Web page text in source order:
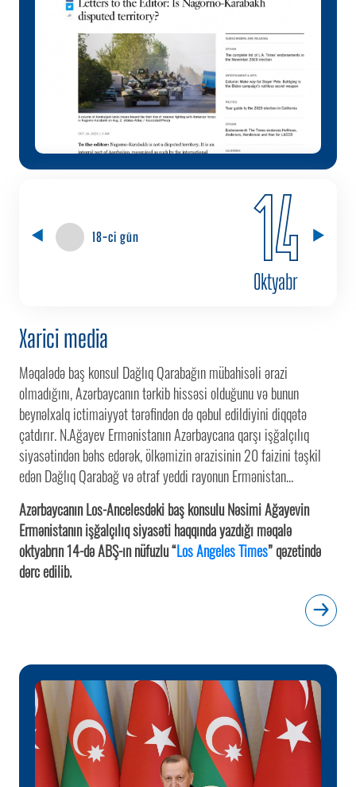
18-ci gün 14
Oktyabr
Xarici media
Azərbaycanın Los-Ancelesdəki baş konsulu Nəsimi Ağayevin
Ermənistanın işğalçılıq siyasəti haqqında yazdığı məqalə
oktyabrın 14-də ABŞ-ın nüfuzlu “Los Angeles Times” qəzetində
dərc edilib.
Məqalədə baş konsul Dağlıq Qarabağın mübahisəli ərazi
olmadığını, Azərbaycanın tərkib hissəsi olduğunu və bunun
beynəlxalq ictimaiyyət tərəfindən də qəbul edildiyini diqqətə
çatdırır. N.Ağayev Ermənistanın Azərbaycana qarşı işğalçılıq
siyasətindən bəhs edərək, ölkəmizin ərazisinin 20 faizini təşkil
edən Dağlıq Qarabağ və ətraf yeddi rayonun Ermənistan...